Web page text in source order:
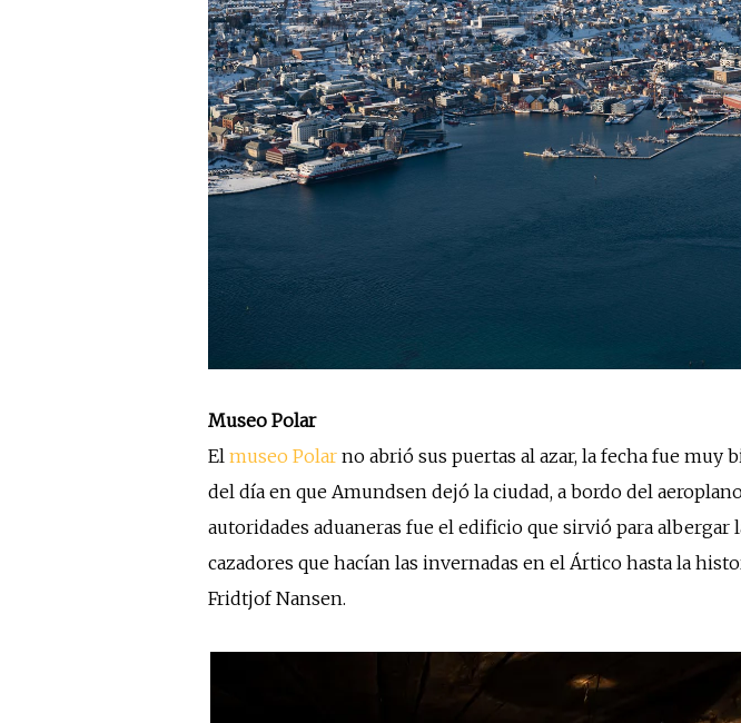
Museo Polar
El museo Polar no abrió sus puertas al azar, la fecha fue muy
del día en que Amundsen dejó la ciudad, a bordo del
autoridades aduaneras fue el edificio que sirvió para
cazadores que hacían las invernadas en el Ártico hasta la
Fridtjof Nansen.